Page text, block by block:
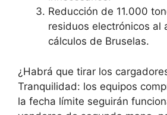
Reducción de 11.000
residuos electrónicos al
cálculos de Bruselas.
¿Habrá que tirar los
Tranquilidad: los equipos
la fecha límite seguirán